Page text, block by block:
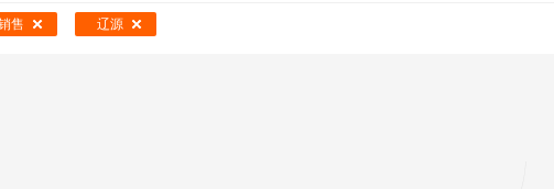
销售支持 广告销售
售 辽源